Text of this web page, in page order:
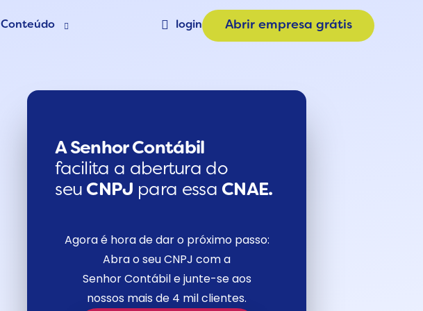
Conteúdo
Contabilidade Online
Consulta CNAE
login Abrir empresa grátis
A Senhor Contábil
facilita a abertura do
seu CNPJ para essa CNAE.
Agora é hora de dar o próximo passo:
Abra o seu CNPJ com a
Senhor Contábil e junte-se aos
nossos mais de 4 mil clientes.